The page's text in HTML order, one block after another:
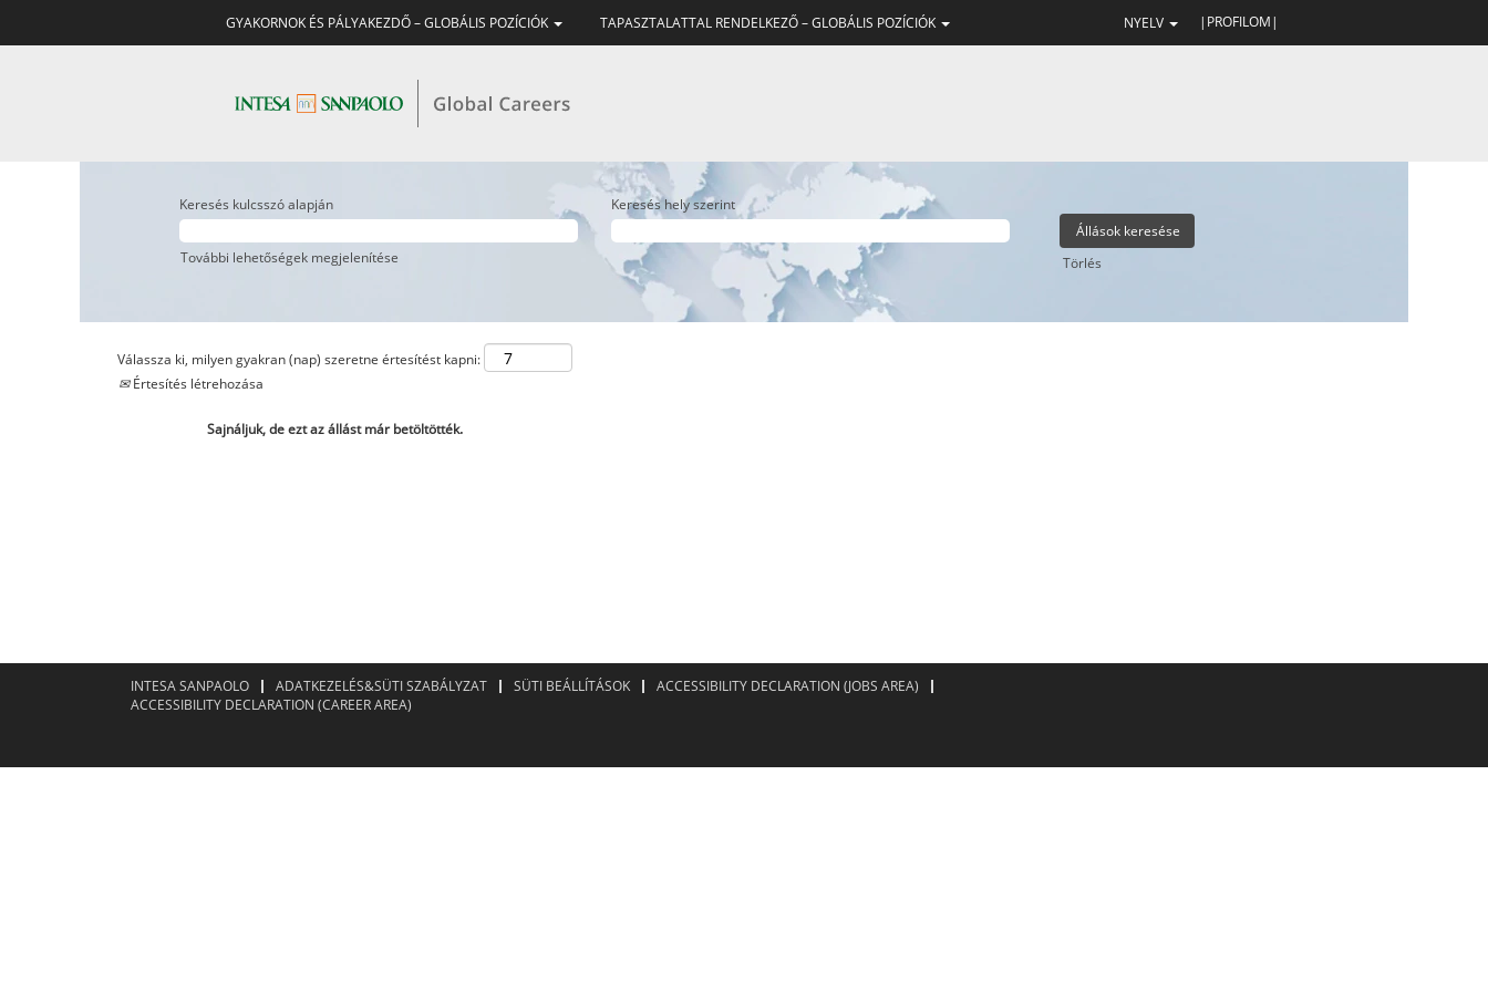
GYAKORNOK ÉS PÁLYAKEZDŐ – GLOBÁLIS POZÍCIÓK TAPASZTALATTAL RENDELKEZŐ – GLOBÁLIS POZÍCIÓK NYELV |PROFILOM|
Keresés kulcsszó alapján Keresés hely szerint
További lehetőségek megjelenítése Törlés
Válassza ki, milyen gyakran (nap) szeretne értesítést kapni:
Értesítés létrehozása
Sajnáljuk, de ezt az állást már betöltötték.
INTESA SANPAOLO ADATKEZELÉS&SÜTI SZABÁLYZAT SÜTI BEÁLLÍTÁSOK
ACCESSIBILITY DECLARATION (JOBS AREA)
ACCESSIBILITY DECLARATION (CAREER AREA)